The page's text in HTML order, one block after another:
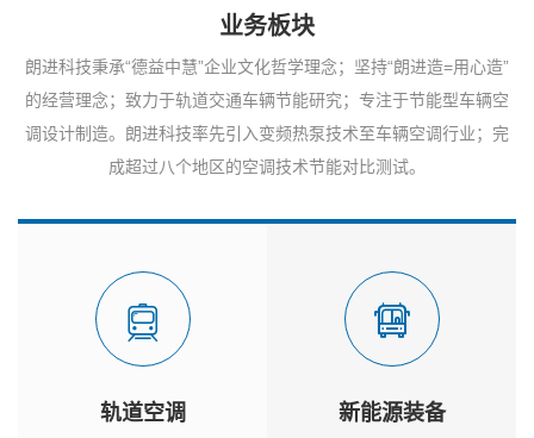
业务板块
朗进科技秉承“德益中慧”企业文化哲学理念；坚持“朗进造=用心造”
的经营理念；致力于轨道交通车辆节能研究；专注于节能型车辆空
调设计制造。朗进科技率先引入变频热泵技术至车辆空调行业；完
成超过八个地区的空调技术节能对比测试。
轨道空调 新能源装备